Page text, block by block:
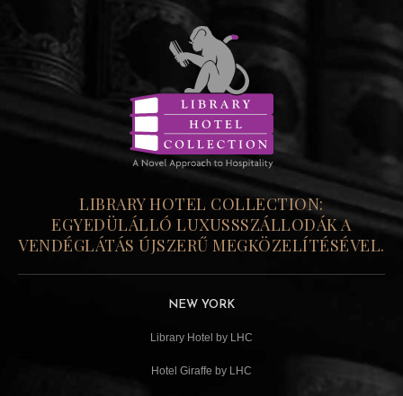
LIBRARY HOTEL COLLECTION:
EGYEDÜLÁLLÓ LUXUSSSZÁLLODÁK A
VENDÉGLÁTÁS ÚJSZERŰ MEGKÖZELÍTÉSÉVEL.
NEW YORK
Library Hotel by LHC
Hotel Giraffe by LHC